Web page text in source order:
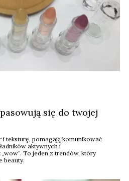
się do twojej
i teksturę, pomagają komunikować
aktywnych i
To jeden z trendów, który
beauty.